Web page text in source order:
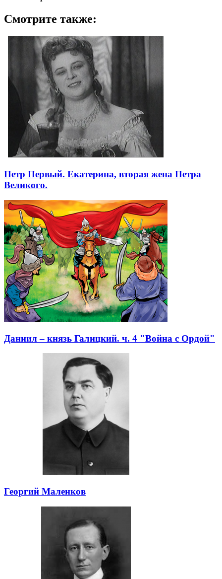
Смотрите также:
Петр Первый. Екатерина, вторая жена Петра
Великого.
Даниил – князь Галицкий. ч. 4 "Война с Ордой"
Георгий Маленков